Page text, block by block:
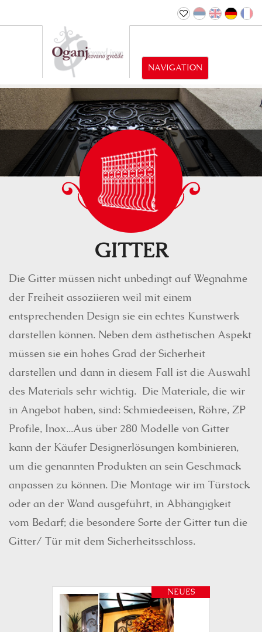
NAVIGATION
GITTER
Die Gitter müssen nicht unbedingt auf Wegnahme
der Freiheit assoziieren weil mit einem
entsprechenden Design sie ein echtes Kunstwerk
darstellen können. Neben dem ästhetischen Aspekt
müssen sie ein hohes Grad der Sicherheit
darstellen und dann in diesem Fall ist die Auswahl
des Materials sehr wichtig. Die Materiale, die wir
in Angebot haben, sind: Schmiedeeisen, Röhre, ZP
Profile, Inox...Aus über 280 Modelle von Gitter
kann der Käufer Designerlösungen kombinieren,
um die genannten Produkten an sein Geschmack
anpassen zu können. Die Montage wir im Türstock
oder an der Wand ausgeführt, in Abhängigkeit
vom Bedarf; die besondere Sorte der Gitter tun die
Gitter/ Tür mit dem Sicherheitsschloss.
NEUES